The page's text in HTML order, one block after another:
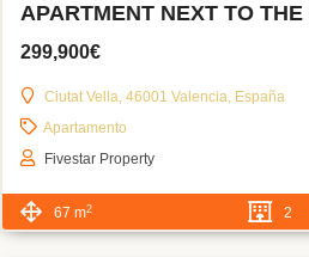
APARTMENT NEXT TO
299,900€
Ciutat Vella, 46001 Valencia, España
Apartamento
Fivestar Property
67 m2 2